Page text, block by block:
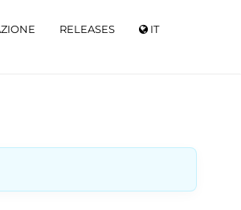
RELEASES IT